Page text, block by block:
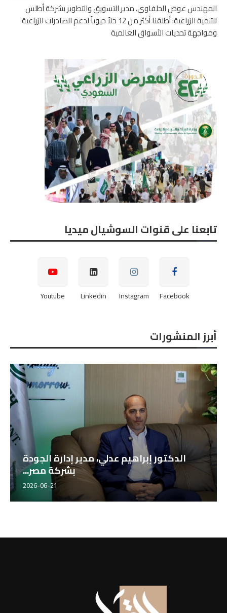
المهندس عوض الحلفاوي، مدير التسويق والتطوير بشركة أطلس
للتنمية الزراعية: أطلقنا أكثر من 12 حلاً حيوياً لدعم الصادرات الزراعية
ومواجهة تحديات الأسواق العالمية
تابعنا على قنوات السوشيال ميديا
Facebook
Instagram
Linkedin
Youtube
أبرز المنشورات
الدكتور إبراهيم عدلي، مدير إدارة الجودة
بشركة مصر...
2026-06-21